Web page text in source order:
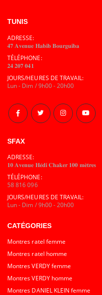
TUNIS
ADRESSE:
𝟒𝟕 𝐀𝐯𝐞𝐧𝐮𝐞 𝐇𝐚𝐛𝐢𝐛 𝐁𝐨𝐮𝐫𝐠𝐮𝐢𝐛𝐚
TÉLÉPHONE:
𝟐𝟒 𝟐𝟎𝟕 𝟎𝟒𝟏
JOURS/HEURES DE TRAVAIL:
Lun - Dim / 9h00 - 20h00
SFAX
ADRESSE:
𝟏𝟎 𝐀𝐯𝐞𝐧𝐮𝐞 𝐇𝐞́𝐝𝐢 𝐂𝐡𝐚𝐤𝐞𝐫 𝟏𝟎𝟎 𝐦𝐞̀𝐭𝐫𝐞𝐬
TÉLÉPHONE:
58 816 096
JOURS/HEURES DE TRAVAIL:
Lun - Dim / 9h00 - 20h00
CATÉGORIES
Montres ratel femme
Montres ratel homme
Montres VERDY femme
Montres VERDY homme
Montres DANIEL KLEIN femme